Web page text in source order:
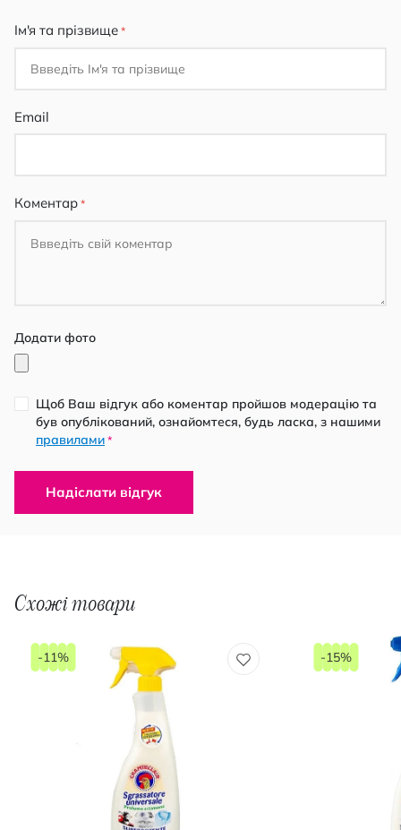
Ім'я та прізвище
Email
Коментар
Додати фото
Щоб Ваш відгук або коментар пройшов модерацію та
був опублікований, ознайомтеся, будь ласка, з нашими
правилами *
Надіслати відгук
Схожі товари
-11% -15%